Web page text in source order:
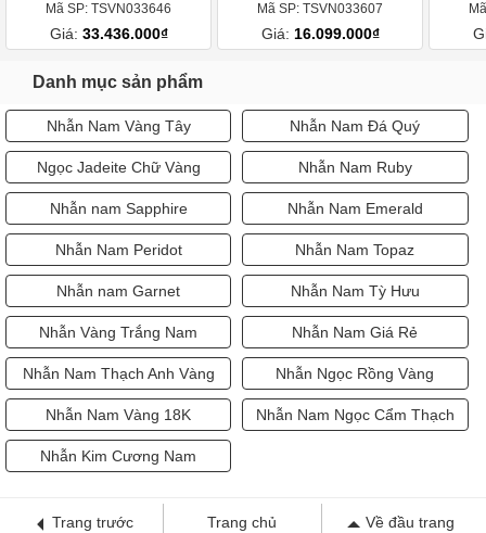
Mã SP: TSVN033646
Giá: 33.436.000₫
Mã SP: TSVN033607
Giá: 16.099.000₫
Danh mục sản phẩm
Nhẫn Nam Vàng Tây Nhẫn Nam Đá Quý
Ngọc Jadeite Chữ Vàng Nhẫn Nam Ruby
Nhẫn nam Sapphire Nhẫn Nam Emerald
Nhẫn Nam Peridot Nhẫn Nam Topaz
Nhẫn nam Garnet Nhẫn Nam Tỳ Hưu
Nhẫn Vàng Trắng Nam Nhẫn Nam Giá Rẻ
Nhẫn Nam Thạch Anh Vàng Nhẫn Ngọc Rồng Vàng
Nhẫn Nam Vàng 18K Nhẫn Nam Ngọc Cẩm Thạch
Nhẫn Kim Cương Nam
Trang trước Trang chủ Về đầu trang